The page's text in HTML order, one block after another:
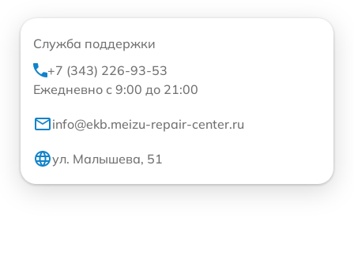
Служба поддержки
+7 (343) 226-93-53
Ежедневно с 9:00 до 21:00
info@ekb.meizu-repair-center.ru
ул. Малышева, 51